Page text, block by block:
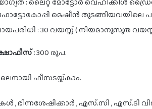
മെഷീൻ തുടങ്ങിയവയിലെ
: 30 വയസ്സ് ( നിയമാനുസൃത
:300 രൂപ.
ഫീസടയ്ക്കാം.
, ഭിന്നശേഷിക്കാർ , എസ്.സി , എസ്.ടി